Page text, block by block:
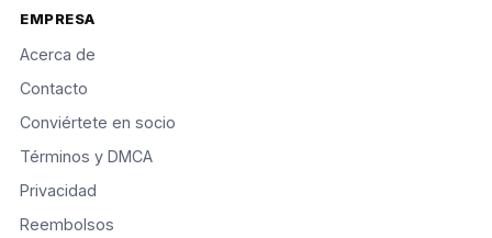
EMPRESA
Acerca de
Contacto
Conviértete en socio
Términos y DMCA
Privacidad
Reembolsos